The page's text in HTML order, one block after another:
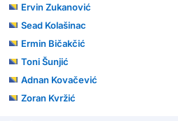
Ervin Zukanović
Sead Kolašinac
Ermin Bičakčić
Toni Šunjić
Adnan Kovačević
Zoran Kvržić